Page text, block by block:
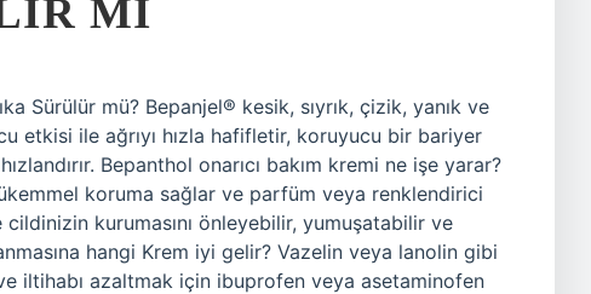
MI
Sürülür mü? Bepanjel® kesik, sıyrık, çizik, yanık ve
etkisi ile ağrıyı hızla hafifletir, koruyucu bir bariyer
Bepanthol onarıcı bakım kremi ne işe yarar?
koruma sağlar ve parfüm veya renklendirici
kurumasını önleyebilir, yumuşatabilir ve
hangi Krem iyi gelir? Vazelin veya lanolin gibi
iltihabı azaltmak için ibuprofen veya asetaminofen